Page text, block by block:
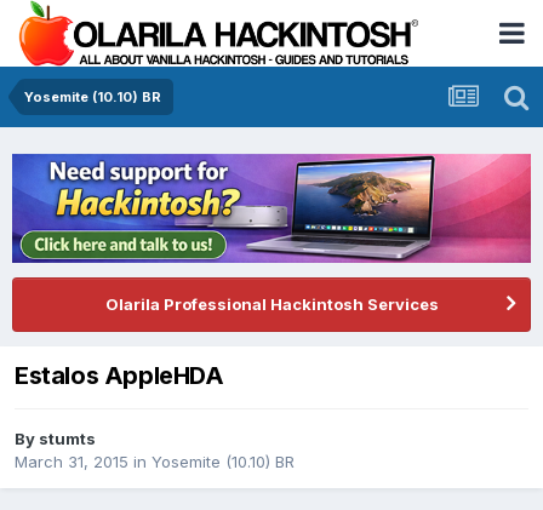
Yosemite (10.10) BR
Olarila Professional Hackintosh Services
Estalos AppleHDA
By stumts
March 31, 2015 in Yosemite (10.10) BR